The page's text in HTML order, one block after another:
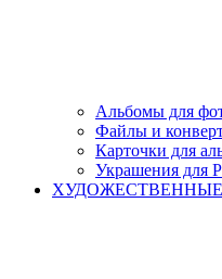
Альбомы для
Файлы и
Карточки для
Украшения для